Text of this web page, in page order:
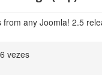
any Joomla! 2.5
vezes